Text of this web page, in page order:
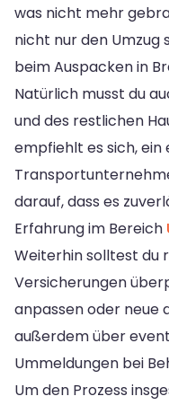
was nicht mehr
nicht nur den Umzug
beim Auspacken in
Natürlich musst du
und des restlichen
empfiehlt es sich, ein
darauf, dass es
Erfahrung im Bereich
Weiterhin solltest du
Versicherungen
anpassen oder neue
außerdem über
Ummeldungen bei
Um den Prozess